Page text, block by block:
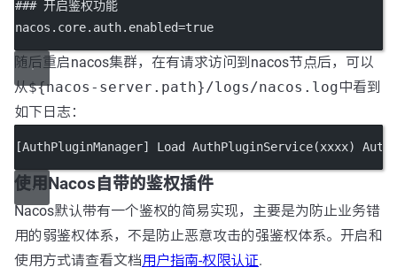
### 开启鉴权功能
nacos.core.auth.enabled=true
随后重启nacos集群，在有请求访问到nacos节点后，可以
从${nacos-server.path}/logs/nacos.log中看到
如下日志：
[AuthPluginManager] Load AuthPluginService(xxxx)
使用Nacos自带的鉴权插件
Nacos默认带有一个鉴权的简易实现，主要是为防止业务错
用的弱鉴权体系，不是防止恶意攻击的强鉴权体系。开启和
使用方式请查看文档用户指南-权限认证.